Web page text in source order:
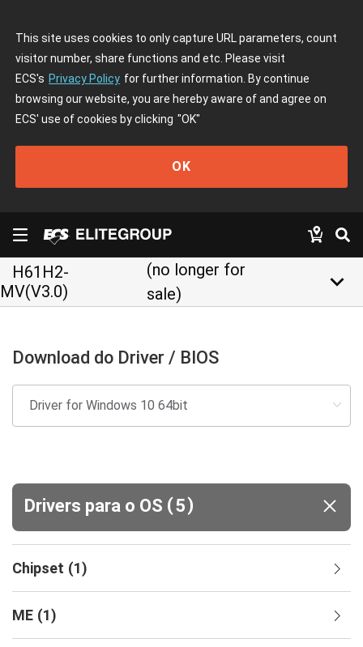
This site uses cookies to only capture URL parameters, count
visitor number, share functions and etc. Please visit
ECS's Privacy Policy for further information. By continue
browsing our website, you are hereby aware of and agree on
ECS' use of cookies by clicking "OK"
OK
H61H2-
MV(V3.0)
(no longer for
sale)
keyboard_arrow_down
Download do Driver / BIOS
Drivers para o OS (5)
Chipset (1)
ME (1)